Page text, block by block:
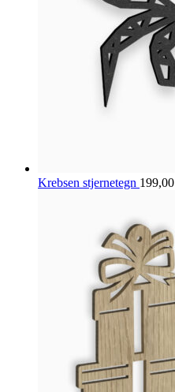
Krebsen stjernetegn 199,00